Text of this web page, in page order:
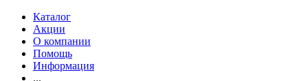
Каталог
Акции
О компании
Помощь
Информация
...